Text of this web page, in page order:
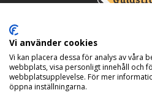
Vi använder cookies
Vi kan placera dessa för analys av våra
webbplats, visa personligt innehåll och
webbplatsupplevelse. För mer
öppna inställningarna.